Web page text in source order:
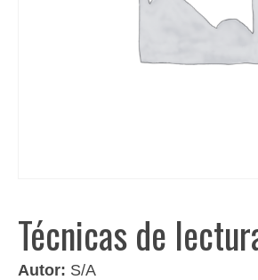
Técnicas de
Autor: S/A